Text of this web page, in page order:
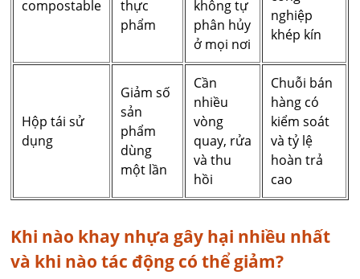
compostable
thực
phẩm
không tự
phân hủy
ở mọi nơi
nghiệp
khép kín
Hộp tái sử
dụng
Giảm số
sản
phẩm
dùng
một lần
Cần
nhiều
vòng
quay, rửa
và thu
hồi
Chuỗi bán
hàng có
kiểm soát
và tỷ lệ
hoàn trả
cao
Khi nào khay nhựa gây hại nhiều nhất
và khi nào tác động có thể giảm?